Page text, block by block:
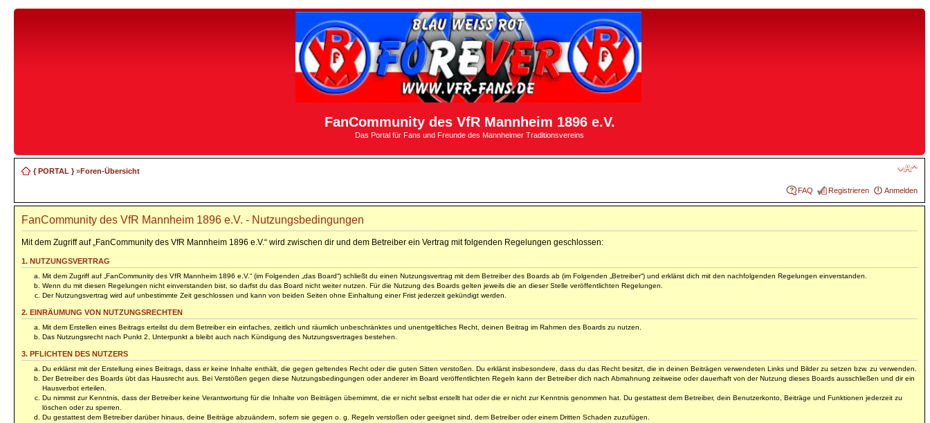
FanCommunity des VfR Mannheim 1896 e.V.
Das Portal für Fans und Freunde des Mannheimer Traditionsvereins
{ PORTAL }»Foren-Übersicht
FAQ Registrieren Anmelden
FanCommunity des VfR Mannheim 1896 e.V. - Nutzungsbedingungen
Mit dem Zugriff auf „FanCommunity des VfR Mannheim 1896 e.V.“ wird zwischen dir und dem Betreiber ein Vertrag mit folgenden Regelungen geschlossen:
1. NUTZUNGSVERTRAG
Mit dem Zugriff auf „FanCommunity des VfR Mannheim 1896 e.V.“ (im Folgenden „das Board“) schließt du einen Nutzungsvertrag mit dem Betreiber des Boards ab (im Folgenden „Betreiber“) und erklärst dich mit den nachfolgenden Regelungen einverstanden.
Wenn du mit diesen Regelungen nicht einverstanden bist, so darfst du das Board nicht weiter nutzen. Für die Nutzung des Boards gelten jeweils die an dieser Stelle veröffentlichten Regelungen.
Der Nutzungsvertrag wird auf unbestimmte Zeit geschlossen und kann von beiden Seiten ohne Einhaltung einer Frist jederzeit gekündigt werden.
2. EINRÄUMUNG VON NUTZUNGSRECHTEN
Mit dem Erstellen eines Beitrags erteilst du dem Betreiber ein einfaches, zeitlich und räumlich unbeschränktes und unentgeltliches Recht, deinen Beitrag im Rahmen des Boards zu nutzen.
Das Nutzungsrecht nach Punkt 2, Unterpunkt a bleibt auch nach Kündigung des Nutzungsvertrages bestehen.
3. PFLICHTEN DES NUTZERS
Du erklärst mit der Erstellung eines Beitrags, dass er keine Inhalte enthält, die gegen geltendes Recht oder die guten Sitten verstoßen. Du erklärst insbesondere, dass du das Recht besitzt, die in deinen Beiträgen verwendeten Links und Bilder zu setzen bzw. zu verwenden.
Der Betreiber des Boards übt das Hausrecht aus. Bei Verstößen gegen diese Nutzungsbedingungen oder anderer im Board veröffentlichten Regeln kann der Betreiber dich nach Abmahnung zeitweise oder dauerhaft von der Nutzung dieses Boards ausschließen und dir ein
Hausverbot erteilen.
Du nimmst zur Kenntnis, dass der Betreiber keine Verantwortung für die Inhalte von Beiträgen übernimmt, die er nicht selbst erstellt hat oder die er nicht zur Kenntnis genommen hat. Du gestattest dem Betreiber, dein Benutzerkonto, Beiträge und Funktionen jederzeit zu
löschen oder zu sperren.
Du gestattest dem Betreiber darüber hinaus, deine Beiträge abzuändern, sofern sie gegen o. g. Regeln verstoßen oder geeignet sind, dem Betreiber oder einem Dritten Schaden zuzufügen.